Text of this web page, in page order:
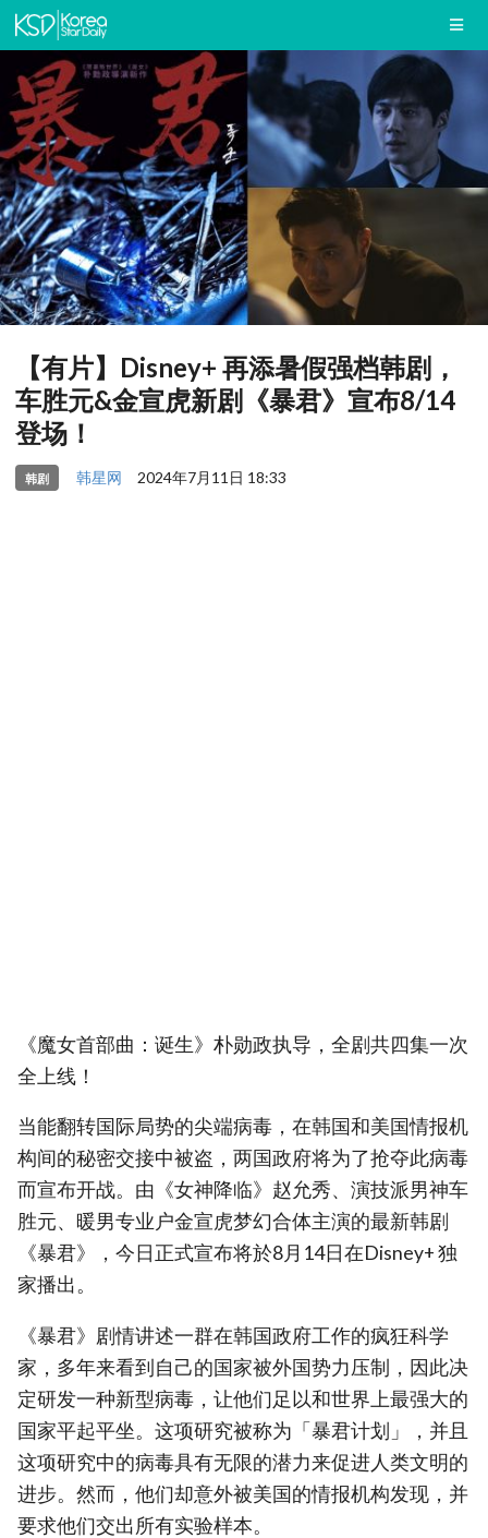
【有片】Disney+ 再添暑假强档韩剧，
车胜元&金宣虎新剧《暴君》宣布8/14
登场！
韩剧 韩星网 2024年7月11日 18:33
《魔女首部曲：诞生》朴勋政执导，全剧共四集一次
全上线！
当能翻转国际局势的尖端病毒，在韩国和美国情报机
构间的秘密交接中被盗，两国政府将为了抢夺此病毒
而宣布开战。由《女神降临》赵允秀、演技派男神车
胜元、暖男专业户金宣虎梦幻合体主演的最新韩剧
《暴君》，今日正式宣布将於8月14日在Disney+ 独
家播出。
《暴君》剧情讲述一群在韩国政府工作的疯狂科学
家，多年来看到自己的国家被外国势力压制，因此决
定研发一种新型病毒，让他们足以和世界上最强大的
国家平起平坐。这项研究被称为「暴君计划」，并且
这项研究中的病毒具有无限的潜力来促进人类文明的
进步。然而，他们却意外被美国的情报机构发现，并
要求他们交出所有实验样本。